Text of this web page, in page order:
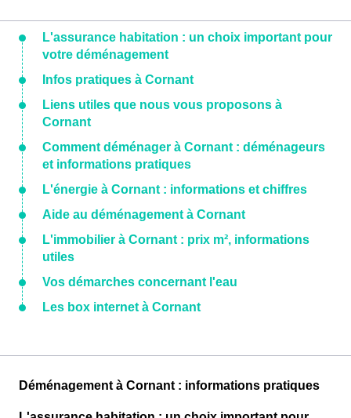
L'assurance habitation : un choix important pour
votre déménagement
Infos pratiques à Cornant
Liens utiles que nous vous proposons à
Cornant
Comment déménager à Cornant : déménageurs
et informations pratiques
L'énergie à Cornant : informations et chiffres
Aide au déménagement à Cornant
L'immobilier à Cornant : prix m², informations
utiles
Vos démarches concernant l'eau
Les box internet à Cornant
Déménagement à Cornant : informations pratiques